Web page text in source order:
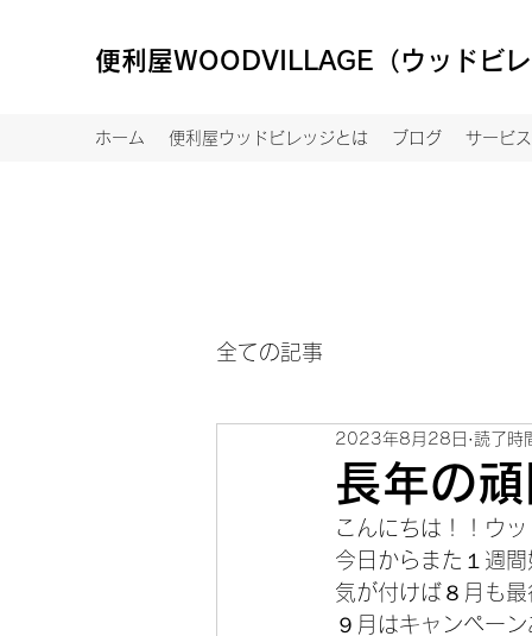
便利屋WOODVILLAGE（ウッドビ
ホーム 便利屋ウッドビレッジとは ブログ サービス
全ての記事
長年の
2023年8月28日 読了時
こんにちは！！ウ
今日からまた１週
気が付けば８月も
９月はキャンペー